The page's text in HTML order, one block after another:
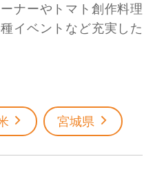
ナーやトマト創作料理
イベントなど充実した
宮城県